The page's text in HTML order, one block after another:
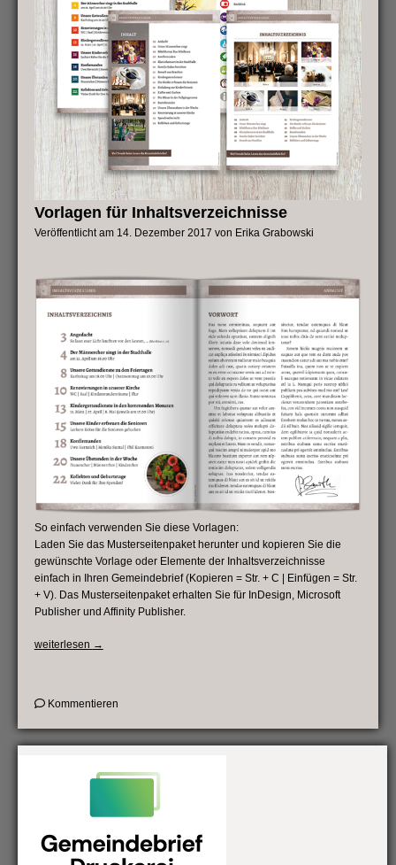
Vorlagen für Inhaltsverzeichnisse
Veröffentlicht am 14. Dezember 2017 von Erika Grabowski
So einfach verwenden Sie diese Vorlagen:
Laden Sie das Musterseitenpaket herunter und kopieren Sie die
gewünschte Vorlage oder Elemente der Inhaltsverzeichnisse
einfach in Ihren Gemeindebrief (Kopieren = Str. + C | Einfügen = Str.
+ V). Das Musterseitenpaket erhalten Sie für InDesign, Microsoft
Publisher und Affinity Publisher.
weiterlesen
„Vorlagen
→
Kommentierenon